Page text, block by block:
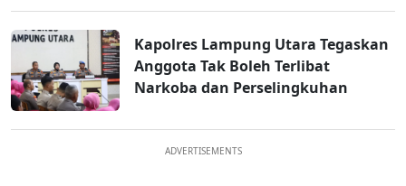
Kapolres Lampung Utara Tegaskan
Anggota Tak Boleh Terlibat
Narkoba dan Perselingkuhan
ADVERTISEMENTS